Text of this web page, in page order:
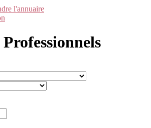
l'annuaire